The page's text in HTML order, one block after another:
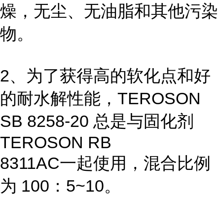
燥，无尘、无油脂和其他污染
物。
2、为了获得高的软化点和好
的耐水解性能，TEROSON
SB 8258-20 总是与固化剂
TEROSON RB
8311AC一起使用，混合比例
为 100：5~10。